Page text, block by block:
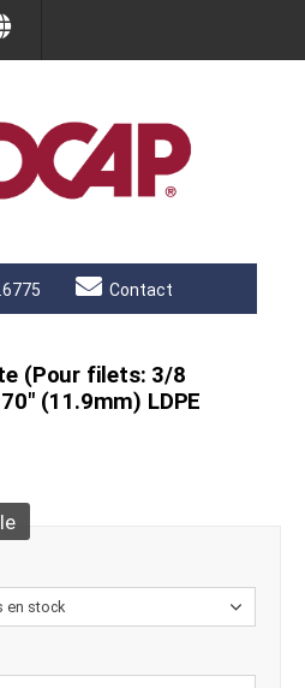
Contact
(Pour filets: 3/8
(11.9mm) LDPE